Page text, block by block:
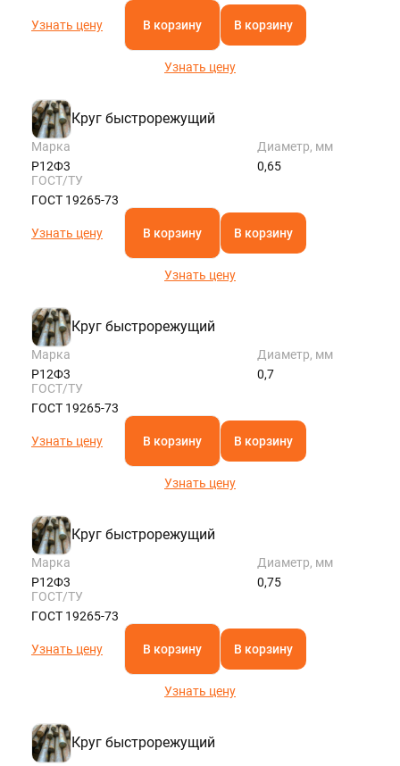
Узнать цену В корзину В корзину
Узнать цену
Круг быстрорежущий
Марка
Р12Ф3
Диаметр, мм
0,65
ГОСТ/ТУ
ГОСТ 19265-73
Узнать цену В корзину В корзину
Узнать цену
Круг быстрорежущий
Марка
Р12Ф3
Диаметр, мм
0,7
ГОСТ/ТУ
ГОСТ 19265-73
Узнать цену В корзину В корзину
Узнать цену
Круг быстрорежущий
Марка
Р12Ф3
Диаметр, мм
0,75
ГОСТ/ТУ
ГОСТ 19265-73
Узнать цену В корзину В корзину
Узнать цену
Круг быстрорежущий